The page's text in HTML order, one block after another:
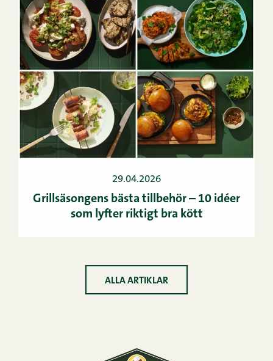
29.04.2026
Grillsäsongens bästa tillbehör – 10 idéer
som lyfter riktigt bra kött
ALLA ARTIKLAR